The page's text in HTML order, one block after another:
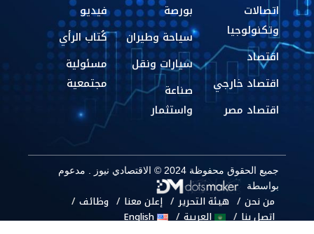
اتصالات
وتكنولوجيا
اقتصاد
اقتصاد خارجي
اقتصاد مصر
بورصة
سياحة وطيران
سيارات ونقل
صناعة
واستثمار
فيديو
كُتاب الرأي
مسئولية
مجتمعية
جميع الحقوق محفوظة 2024 © الاقتصادي نيوز . مدعوم
بواسطة
من نحن هيئة التحرير إعلن معنا
وظائف
اتصل بنا
العربية English